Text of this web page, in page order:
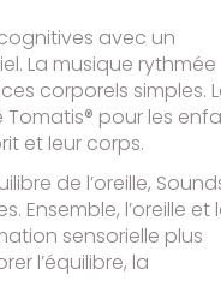
avec un
La musique rythmée
corporels simples.
pour les
et leur corps.
de l’oreille,
Ensemble, l’oreille et
sensorielle plus
l’équilibre, la